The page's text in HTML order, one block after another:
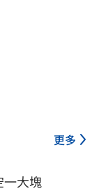
更多
大塊